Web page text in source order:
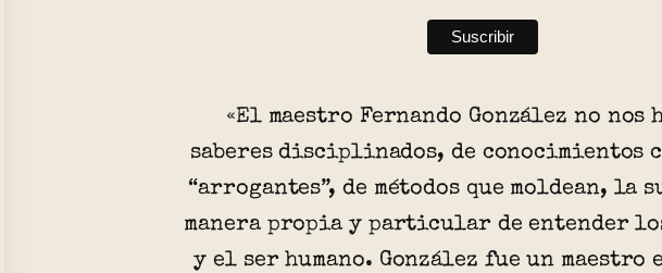
«El maestro Fernando González no nos
saberes disciplinados, de
“arrogantes”, de métodos que moldean, la
manera propia y particular de entender
y el ser humano. González fue un maestro